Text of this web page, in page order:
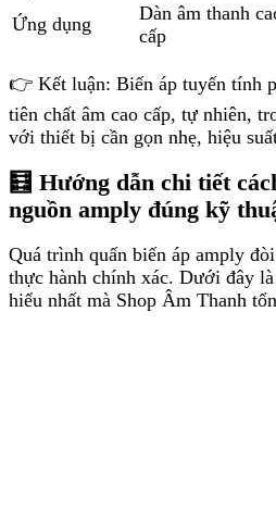
Ứng dụng
Dàn âm thanh
cấp
👉 Kết luận: Biến áp tuyến tính
tiên chất âm cao cấp, tự nhiên,
với thiết bị cần gọn nhẹ, hiệu
🧮 Hướng dẫn chi tiết
nguồn amply đúng kỹ
Quá trình quấn biến áp amply
thực hành chính xác. Dưới đây
hiểu nhất mà Shop Âm Thanh